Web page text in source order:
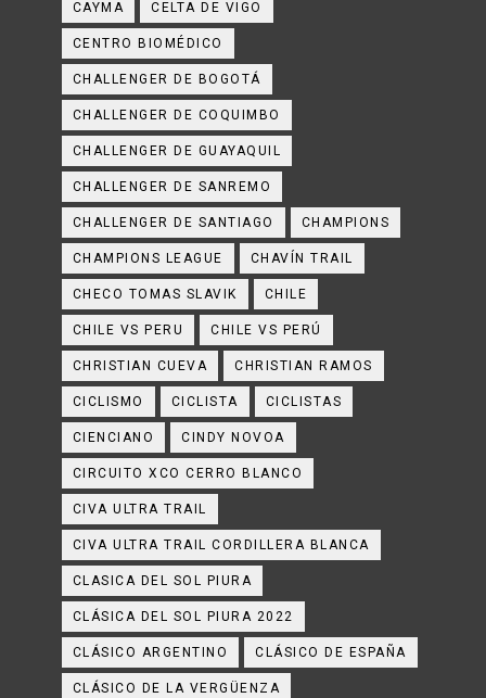
CAYMA CELTA DE VIGO
CENTRO BIOMÉDICO
CHALLENGER DE BOGOTÁ
CHALLENGER DE COQUIMBO
CHALLENGER DE GUAYAQUIL
CHALLENGER DE SANREMO
CHALLENGER DE SANTIAGO CHAMPIONS
CHAMPIONS LEAGUE CHAVÍN TRAIL
CHECO TOMAS SLAVIK CHILE
CHILE VS PERU CHILE VS PERÚ
CHRISTIAN CUEVA CHRISTIAN RAMOS
CICLISMO CICLISTA CICLISTAS
CIENCIANO CINDY NOVOA
CIRCUITO XCO CERRO BLANCO
CIVA ULTRA TRAIL
CIVA ULTRA TRAIL CORDILLERA BLANCA
CLASICA DEL SOL PIURA
CLÁSICA DEL SOL PIURA 2022
CLÁSICO ARGENTINO CLÁSICO DE ESPAÑA
CLÁSICO DE LA VERGÜENZA